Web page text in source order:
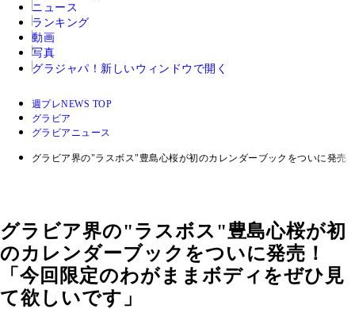
ニュース
ランキング
動画
写真
グラジャパ！ 新しいウィンドウで開く
週プレNEWS TOP
グラビア
グラビアニュース
グラビア界の"ラスボス"豊島心桜が初のカレンダーブックをついに発売
グラビア界の"ラスボス"豊島心桜が初
のカレンダーブックをついに発売！
「今回限定のわがままボディをぜひ見
て欲しいです」